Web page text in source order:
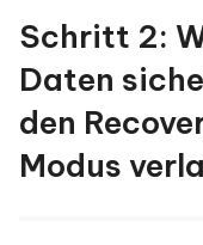
Schritt 2:
Daten
den
Modus